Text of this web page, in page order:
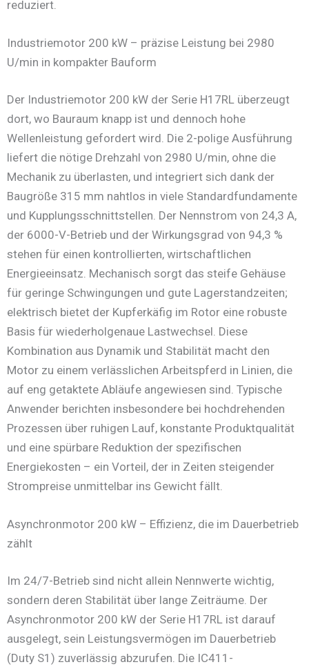
reduziert.
Industriemotor 200 kW – präzise Leistung bei 2980
U/min in kompakter Bauform
Der Industriemotor 200 kW der Serie H17RL überzeugt
dort, wo Bauraum knapp ist und dennoch hohe
Wellenleistung gefordert wird. Die 2-polige Ausführung
liefert die nötige Drehzahl von 2980 U/min, ohne die
Mechanik zu überlasten, und integriert sich dank der
Baugröße 315 mm nahtlos in viele Standardfundamente
und Kupplungsschnittstellen. Der Nennstrom von 24,3 A,
der 6000-V-Betrieb und der Wirkungsgrad von 94,3 %
stehen für einen kontrollierten, wirtschaftlichen
Energieeinsatz. Mechanisch sorgt das steife Gehäuse
für geringe Schwingungen und gute Lagerstandzeiten;
elektrisch bietet der Kupferkäfig im Rotor eine robuste
Basis für wiederholgenaue Lastwechsel. Diese
Kombination aus Dynamik und Stabilität macht den
Motor zu einem verlässlichen Arbeitspferd in Linien, die
auf eng getaktete Abläufe angewiesen sind. Typische
Anwender berichten insbesondere bei hochdrehenden
Prozessen über ruhigen Lauf, konstante Produktqualität
und eine spürbare Reduktion der spezifischen
Energiekosten – ein Vorteil, der in Zeiten steigender
Strompreise unmittelbar ins Gewicht fällt.
Asynchronmotor 200 kW – Effizienz, die im Dauerbetrieb
zählt
Im 24/7-Betrieb sind nicht allein Nennwerte wichtig,
sondern deren Stabilität über lange Zeiträume. Der
Asynchronmotor 200 kW der Serie H17RL ist darauf
ausgelegt, sein Leistungsvermögen im Dauerbetrieb
(Duty S1) zuverlässig abzurufen. Die IC411-